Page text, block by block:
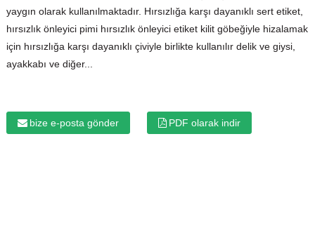
yaygın olarak kullanılmaktadır. Hırsızlığa karşı dayanıklı sert etiket,
hırsızlık önleyici pimi hırsızlık önleyici etiket kilit göbeğiyle hizalamak
için hırsızlığa karşı dayanıklı çiviyle birlikte kullanılır delik ve giysi,
ayakkabı ve diğer...
bize e-posta gönder PDF olarak indir